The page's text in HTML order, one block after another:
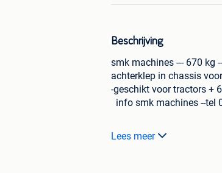
Beschrijving
smk machines --- 670 kg
achterklep in chassis
-geschikt voor tractors +
info smk machines --tel
Lees meer